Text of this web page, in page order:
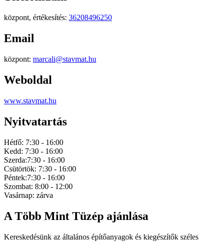
központ, értékesítés: 36208496250
Email
központ: marcali@stavmat.hu
Weboldal
www.stavmat.hu
Nyitvatartás
Hétfő: 7:30 - 16:00
Kedd: 7:30 - 16:00
Szerda:7:30 - 16:00
Csütörtök: 7:30 - 16:00
Péntek:7:30 - 16:00
Szombat: 8:00 - 12:00
Vasárnap: zárva
A Több Mint Tüzép ajánlása
Kereskedésünk az általános építőanyagok és kiegészítők széles